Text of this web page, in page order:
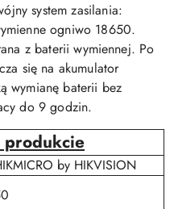
system zasilania:
ogniwo 18650.
z baterii wymiennej. Po
się na akumulator
wymianę baterii bez
do 9 godzin.
produkcie
by HIKVISION